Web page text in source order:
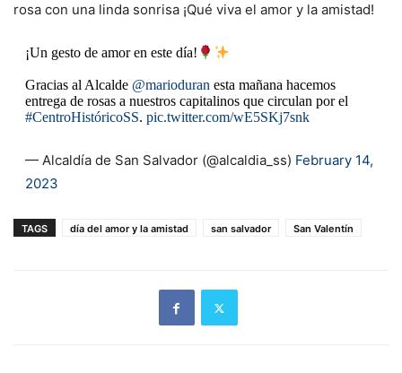
rosa con una linda sonrisa ¡Qué viva el amor y la amistad!
¡Un gesto de amor en este día!
Gracias al Alcalde @marioduranesta mañana hacemos
entrega de rosas a nuestros capitalinos que circulan por el
#CentroHistóricoSS. pic.twitter.com/wE5SKj7snk
— Alcaldía de San Salvador (@alcaldia_ss) February 14,
2023
TAGS día del amor y la amistad san salvador San Valentín